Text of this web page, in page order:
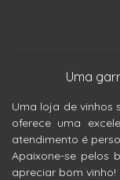
Uma
Uma loja de vinhos
oferece uma
atendimento é
Apaixone-se pelos
apreciar bom vinho!